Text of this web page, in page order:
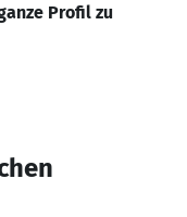
Profil zu